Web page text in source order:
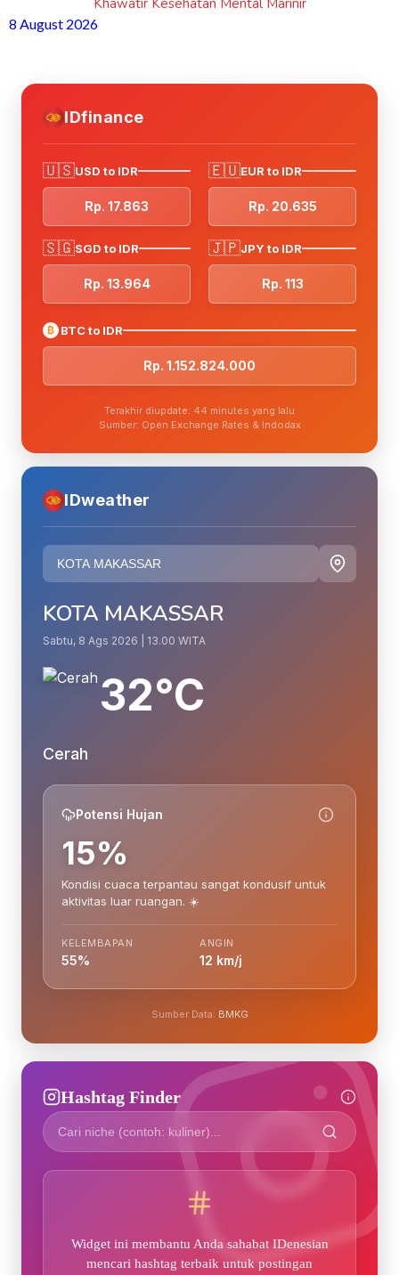
Khawatir Kesehatan Mental Marinir
8 August 2026
IDfinance
🇺🇸USD to IDR
Rp. 17.863
🇪🇺EUR to IDR
Rp. 20.635
🇸🇬SGD to IDR
Rp. 13.964
🇯🇵JPY to IDR
Rp. 113
₿ BTC to IDR
Rp. 1.152.824.000
Terakhir diupdate: 44 minutes yang lalu
Sumber: Open Exchange Rates & Indodax
IDweather
KOTA MAKASSAR
Sabtu, 8 Ags 2026 | 13.00 WITA
32°C
Cerah
Potensi Hujan
15%
Kondisi cuaca terpantau sangat kondusif untuk
aktivitas luar ruangan. ☀️
KELEMBAPAN
55%
ANGIN
12 km/j
Sumber Data: BMKG
Hashtag Finder
Widget ini membantu Anda sahabat IDenesian
mencari hashtag terbaik untuk postingan